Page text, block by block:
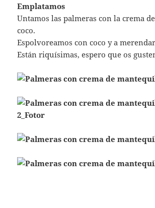
Emplatamos
Untamos las palmeras con la crema
coco.
Espolvoreamos con coco y a
Están riquísimas, espero que os